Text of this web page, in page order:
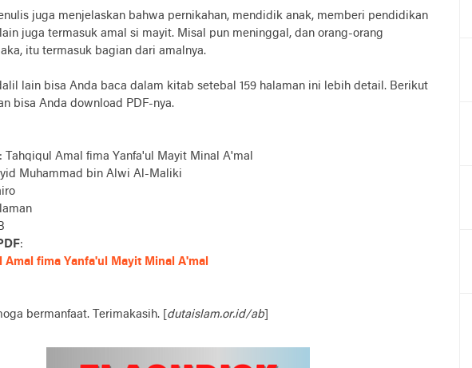
juga menjelaskan bahwa pernikahan, mendidik anak, memberi pendidikan
juga termasuk amal si mayit. Misal pun meninggal, dan orang-orang
itu termasuk bagian dari amalnya.
lain bisa Anda baca dalam kitab setebal 159 halaman ini lebih detail. Berikut
bisa Anda download PDF-nya.
: Tahqiqul Amal fima Yanfa'ul Mayit Minal A'mal
Muhammad bin Alwi Al-Maliki
:
Amal fima Yanfa'ul Mayit Minal A'mal
bermanfaat. Terimakasih. [ dutaislam.or.id/ab]